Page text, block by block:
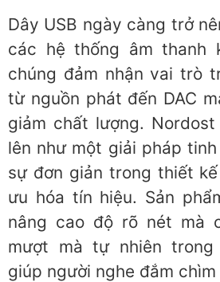
Dây USB ngày càng trở
các hệ thống âm thanh
chúng đảm nhận vai trò
từ nguồn phát đến DAC
giảm chất lượng. Nordost
lên như một giải pháp
sự đơn giản trong thiết
ưu hóa tín hiệu. Sản
nâng cao độ rõ nét mà
mượt mà tự nhiên
giúp người nghe đắm chìm